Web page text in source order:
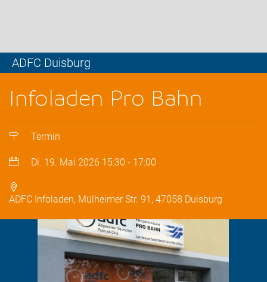
ADFC Duisburg
Infoladen Pro Bahn
Termin
Di. 19. Mai 2026 15:30 - 17:00
ADFC Infoladen, Mülheimer Str. 91, 47058 Duisburg